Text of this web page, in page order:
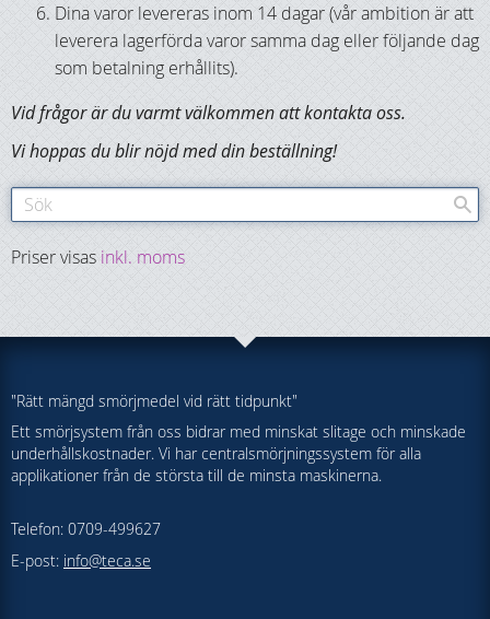
Dina varor levereras inom 14 dagar (vår ambition är att
leverera lagerförda varor samma dag eller följande dag
som betalning erhållits).
Vid frågor är du varmt välkommen att kontakta oss.
Vi hoppas du blir nöjd med din beställning!
Priser visas inkl. moms
"Rätt mängd smörjmedel vid rätt tidpunkt"
Ett smörjsystem från oss bidrar med minskat slitage och minskade
underhållskostnader. Vi har centralsmörjningssystem för alla
applikationer från de största till de minsta maskinerna.
Telefon: 0709-499627
E-post: info@teca.se